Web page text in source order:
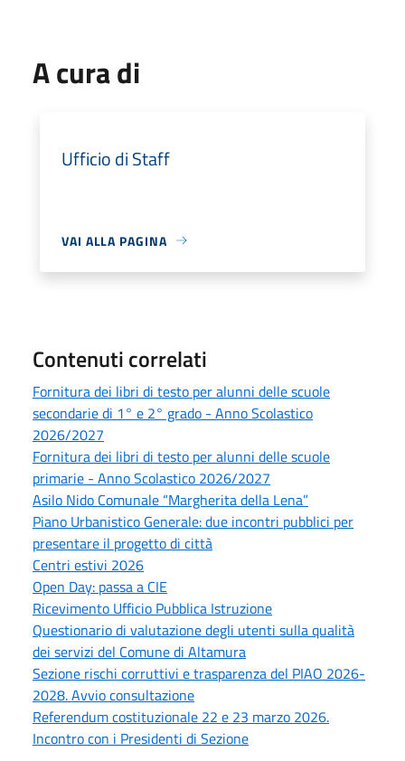
A cura di
Ufficio di Staff
VAI ALLA PAGINA
Contenuti correlati
Fornitura dei libri di testo per alunni delle scuole
secondarie di 1° e 2° grado - Anno Scolastico
2026/2027
Fornitura dei libri di testo per alunni delle scuole
primarie - Anno Scolastico 2026/2027
Asilo Nido Comunale “Margherita della Lena”
Piano Urbanistico Generale: due incontri pubblici per
presentare il progetto di città
Centri estivi 2026
Open Day: passa a CIE
Ricevimento Ufficio Pubblica Istruzione
Questionario di valutazione degli utenti sulla qualità
dei servizi del Comune di Altamura
Sezione rischi corruttivi e trasparenza del PIAO 2026-
2028. Avvio consultazione
Referendum costituzionale 22 e 23 marzo 2026.
Incontro con i Presidenti di Sezione